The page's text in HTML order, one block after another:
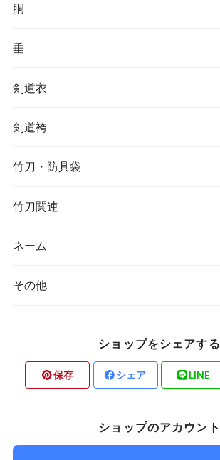
胴
垂
剣道衣
剣道袴
竹刀・防具袋
竹刀関連
ネーム
その他
ショップをシェアする
保存 シェア LINE
ショップのアカウント